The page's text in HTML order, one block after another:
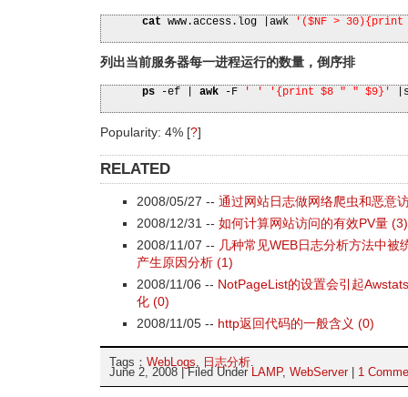
cat www.access.log awk '($NF >
列出当前服务器每一进程运行的数量，倒序排
ps -ef awk -F ' ' '{print $8 " " $9}'
Popularity: 4% [?]
RELATED
2008/05/27 -- 通过网站日志做网络爬虫和恶意
2008/12/31 -- 如何计算网站访问的有效PV量 (3)
2008/11/07 -- 几种常见WEB日志分析方法中被
产生原因分析 (1)
2008/11/06 -- NotPageList的设置会引起
化 (0)
2008/11/05 -- http返回代码的一般含义 (0)
Tags： WebLogs, 日志分析.
June 2, 2008 | Filed Under LAMP, WebServer| 1